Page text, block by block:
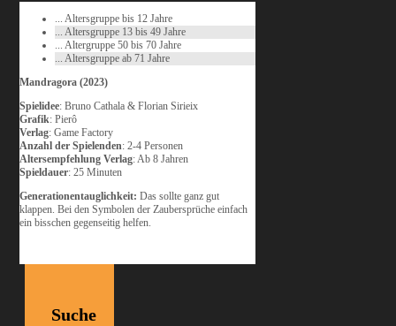
... Altersgruppe bis 12 Jahre
... Altersgruppe 13 bis 49 Jahre
... Altergruppe 50 bis 70 Jahre
... Altersgruppe ab 71 Jahre
Mandragora (2023)
Spielidee: Bruno Cathala & Florian Sirieix
Grafik: Pierô
Verlag: Game Factory
Anzahl der Spielenden: 2-4 Personen
Altersempfehlung Verlag: Ab 8 Jahren
Spieldauer: 25 Minuten
Generationentauglichkeit:Das sollte ganz gut
klappen. Bei den Symbolen der Zaubersprüche einfach
ein bisschen gegenseitig helfen.
Suche